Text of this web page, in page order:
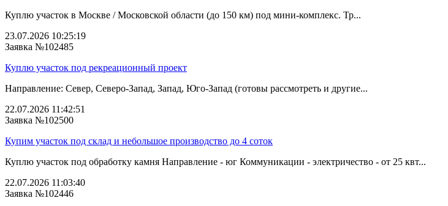
Куплю участок в Москве / Московской области (до 150 км) под мини-комплекс. Тр...
23.07.2026 10:25:19
Заявка №102485
Куплю участок под рекреационный проект
Направление: Север, Северо-Запад, Запад, Юго-Запад (готовы рассмотреть и другие...
22.07.2026 11:42:51
Заявка №102500
Купим участок под склад и небольшое производство до 4 соток
Куплю участок под обработку камня Направление - юг Коммуникации - электричество - от 25 квт...
22.07.2026 11:03:40
Заявка №102446